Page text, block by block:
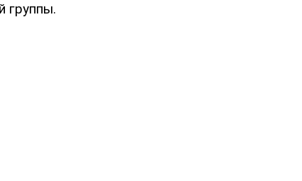
группы.